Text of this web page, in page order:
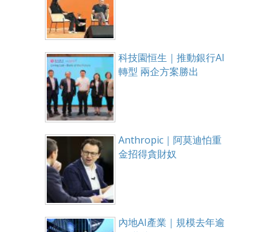
科技園恒生｜推動銀行AI
轉型 兩企方案勝出
Anthropic｜阿莫迪怕重
金招得貪財奴
內地AI產業｜規模去年逾